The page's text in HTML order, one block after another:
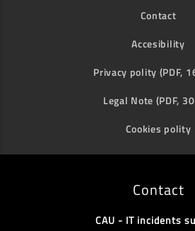
Contact
Accesibility
Privacy polity (PDF,
Legal Note (PDF,
Cookies polity
Contact
CAU - IT incidents